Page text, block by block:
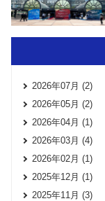
2026年07月 (2)
2026年05月 (2)
2026年04月 (1)
2026年03月 (4)
2026年02月 (1)
2025年12月 (1)
2025年11月 (3)